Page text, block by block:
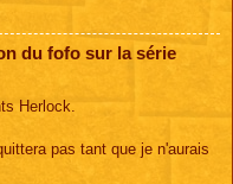
du fofo sur la série
Herlock.
pas tant que je n'aurais